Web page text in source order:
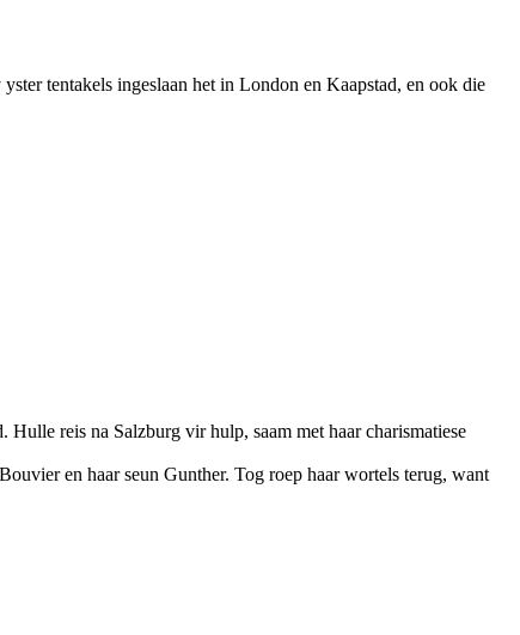
tentakels ingeslaan het in London en Kaapstad, en ook die
reis na Salzburg vir hulp, saam met haar charismatiese
en haar seun Gunther. Tog roep haar wortels terug, want